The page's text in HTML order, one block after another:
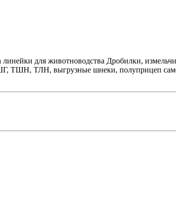
для животноводства Дробилки,
ТЛН, выгрузные шнеки, полуприцеп